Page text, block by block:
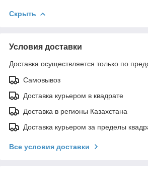
Скрыть
Условия доставки
Доставка осуществляется только по
Самовывоз
Доставка курьером в квадрате
Доставка в регионы Казахстана
Доставка курьером за пределы
Все условия доставки